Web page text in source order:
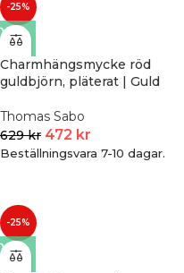
-25%
Charmhängsmycke röd
guldbjörn, pläterat | Guld
Thomas Sabo
629kr 472 kr
Beställningsvara 7-10 dagar.
-25%